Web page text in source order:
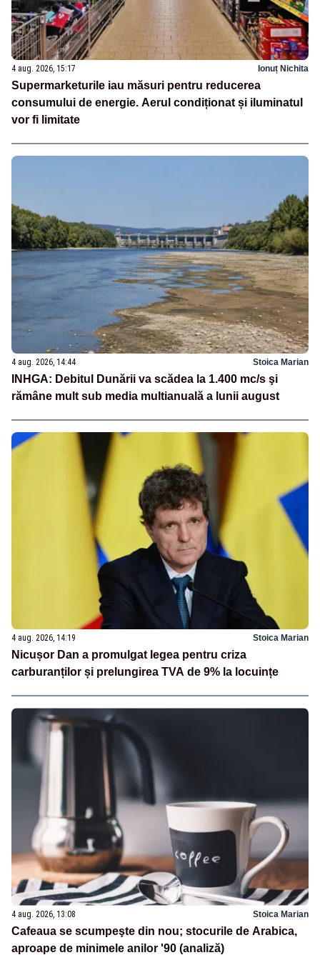
4 aug. 2026, 15:17 Ionuț Nichita
Supermarketurile iau măsuri pentru reducerea
consumului de energie. Aerul condiționat și iluminatul
vor fi limitate
4 aug. 2026, 14:44 Stoica Marian
INHGA: Debitul Dunării va scădea la 1.400 mc/s şi
rămâne mult sub media multianuală a lunii august
4 aug. 2026, 14:19 Stoica Marian
Nicușor Dan a promulgat legea pentru criza
carburanților și prelungirea TVA de 9% la locuințe
4 aug. 2026, 13:08 Stoica Marian
Cafeaua se scumpeşte din nou; stocurile de Arabica,
aproape de minimele anilor '90 (analiză)